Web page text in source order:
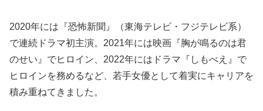
2020年には『恐怖新聞』（東海テレビ・フジテレビ系）
で連続ドラマ初主演。2021年には映画『胸が鳴るのは君
のせい』でヒロイン、2022年にはドラマ『しもべえ』で
ヒロインを務めるなど、若手女優として着実にキャリアを
積み重ねてきました。